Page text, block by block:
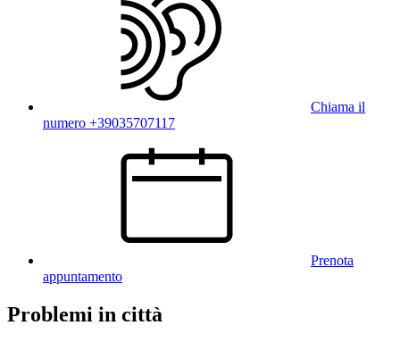
Chiama il
numero +39035707117
Prenota
appuntamento
Problemi in città